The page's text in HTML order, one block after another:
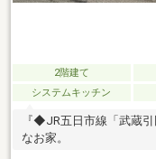
2階建て
システムキッチン
『◆JR五日市線「武蔵
なお家。